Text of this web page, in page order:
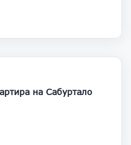
188 000
3 комнатная Квартира на Сабуртало